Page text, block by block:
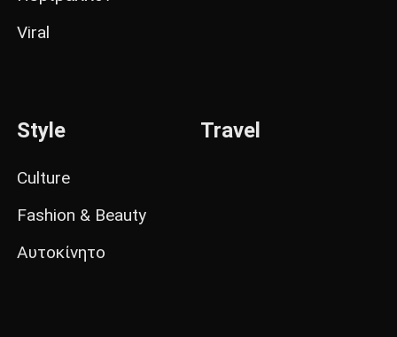
Viral
Style
Culture
Fashion & Beauty
Αυτοκίνητο
Travel